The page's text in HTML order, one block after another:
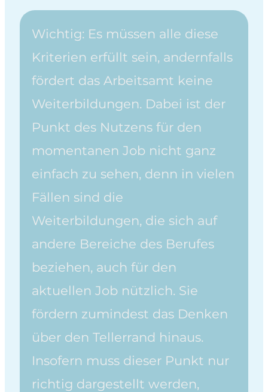
Wichtig: Es müssen alle diese
Kriterien erfüllt sein, andernfalls
fördert das Arbeitsamt keine
Weiterbildungen. Dabei ist der
Punkt des Nutzens für den
momentanen Job nicht ganz
einfach zu sehen, denn in vielen
Fällen sind die
Weiterbildungen, die sich auf
andere Bereiche des Berufes
beziehen, auch für den
aktuellen Job nützlich. Sie
fördern zumindest das Denken
über den Tellerrand hinaus.
Insofern muss dieser Punkt nur
richtig dargestellt werden,